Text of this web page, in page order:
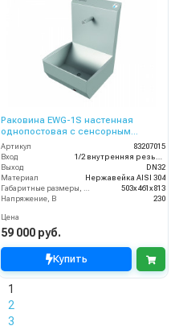
Раковина EWG-1S настенная
однопостовая с сенсорным
включением, нерж. сталь, прям.
чаша
Артикул
83207015
Вход
1/2 внутренняя резьба
Выход
DN32
Материал
Нержавейка AISI 304
Габаритные размеры, мм
503x461x813
Напряжение, В
230
Цена
59 000 руб.
Купить
1
2
3